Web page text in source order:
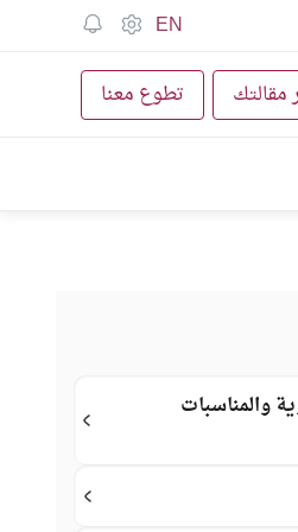
EN
مقالتك تطوع معنا
والمناسبات